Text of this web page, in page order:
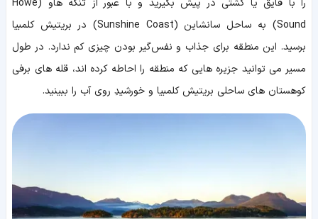
را با قایق یا کشتی در پیش بگیرید و با عبور از تنگه هاو (Howe
Sound) به ساحل سانشاین (Sunshine Coast) در بریتیش کلمبیا
برسید. این منطقه برای جذاب و نفس‌گیر بودن چیزی کم ندارد. در طول
مسیر می توانید جزیره هایی که منطقه را احاطه کرده اند، قله های برفی
کوهستان های ساحلی بریتیش کلمبیا و خورشیدِ روی آب را ببینید.